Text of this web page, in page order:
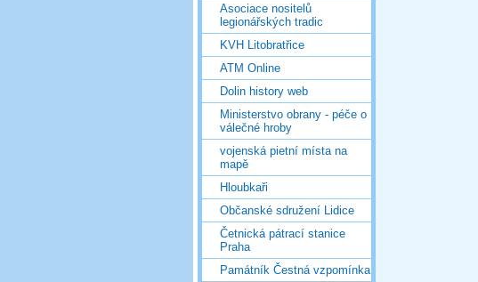
Asociace nositelů
legionářských tradic
KVH Litobratřice
ATM Online
Dolin history web
Ministerstvo obrany - péče o
válečné hroby
vojenská pietní místa na
mapě
Hloubkaři
Občanské sdružení Lidice
Četnická pátrací stanice
Praha
Památník Čestná vzpomínka